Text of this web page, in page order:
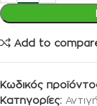
Add to
Κωδικός
Κατηγορίες: